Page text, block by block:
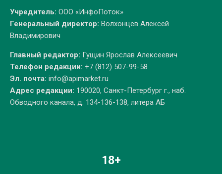
Учредитель: ООО «ИнфоПоток»
Генеральный директор: Волхонцев Алексей
Владимирович
Главный редактор: Гущин Ярослав Алексеевич
Телефон редакции: +7 (812) 507-99-58
Эл. почта: info@apimarket.ru
Адрес редакции: 190020, Санкт-Петербург г., наб.
Обводного канала, д. 134-136-138, литера АБ
18+